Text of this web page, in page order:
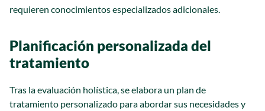
requieren conocimientos especializados adicionales.
Planificación personalizada del
tratamiento
Tras la evaluación holística, se elabora un plan de
tratamiento personalizado para abordar sus necesidades y